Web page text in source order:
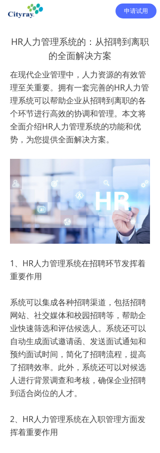
申请试用
HR人力管理系统的：从招聘到离职
的全面解决方案
在现代企业管理中，人力资源的有效管
理至关重要。拥有一套完善的HR人力管
理系统可以帮助企业从招聘到离职的各
个环节进行高效的协调和管理。本文将
全面介绍HR人力管理系统的功能和优
势，为您提供全面解决方案。
1、HR人力管理系统在招聘环节发挥着
重要作用
系统可以集成各种招聘渠道，包括招聘
网站、社交媒体和校园招聘等，帮助企
业快速筛选和评估候选人。系统还可以
自动生成面试邀请函、发送面试通知和
预约面试时间，简化了招聘流程，提高
了招聘效率。此外，系统还可以对候选
人进行背景调查和考核，确保企业招聘
到适合岗位的人才。
2、HR人力管理系统在入职管理方面发
挥着重要作用